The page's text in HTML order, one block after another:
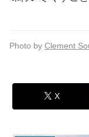
Photo by Clement
X